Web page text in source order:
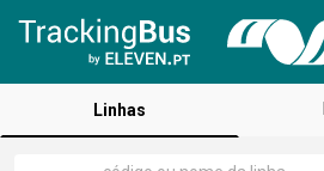
Linhas